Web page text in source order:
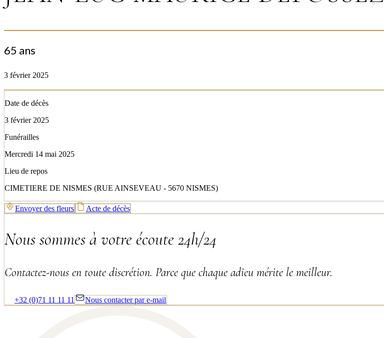
65 ans
3 février 2025
Date de décès
3 février 2025
Funérailles
Mercredi 14 mai 2025
Lieu de repos
CIMETIERE DE NISMES (RUE AINSEVEAU - 5670 NISMES)
Envoyer des fleurs Acte de décès
Nous sommes à votre écoute 24h/24
Contactez-nous en toute discrétion. Parce que chaque adieu mérite le meilleur.
+32 (0)71 11 11 11 Nous contacter par e-mail